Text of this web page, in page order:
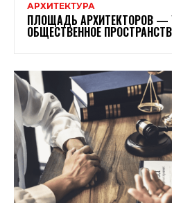
АРХИТЕКТУРА
ПЛОЩАДЬ АРХИТЕКТОРОВ —
ОБЩЕСТВЕННОЕ